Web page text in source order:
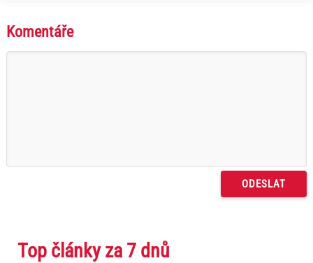
Komentáře
Top články za 7 dnů